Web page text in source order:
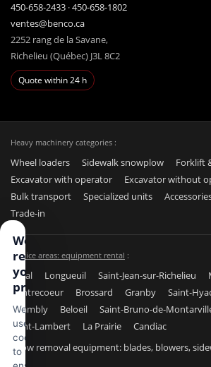
450-658-2433 ·450-658-1802
ventes@benco.ca
2252 rang de la Savane,
Richelieu (Québec) J3L 8C2
Quote within 24 h
Heavy machinery categories :
Wheel loaders Sidewalk snowplow
Forklift
Excavator with operator
Excavator without
Bulk transport
Specialized units
Trade-in
Service areas: equipment rental :
Laval Longueuil Saint-Jean-sur-Richelieu
Contrecoeur
Brossard Granby Saint-
Chambly
Beloeil Saint-Bruno-de-
Saint-Lambert
La Prairie
Candiac
Snow removal equipment: blades, blowers,
We
respect
your
privacy
We
use
cookies
to